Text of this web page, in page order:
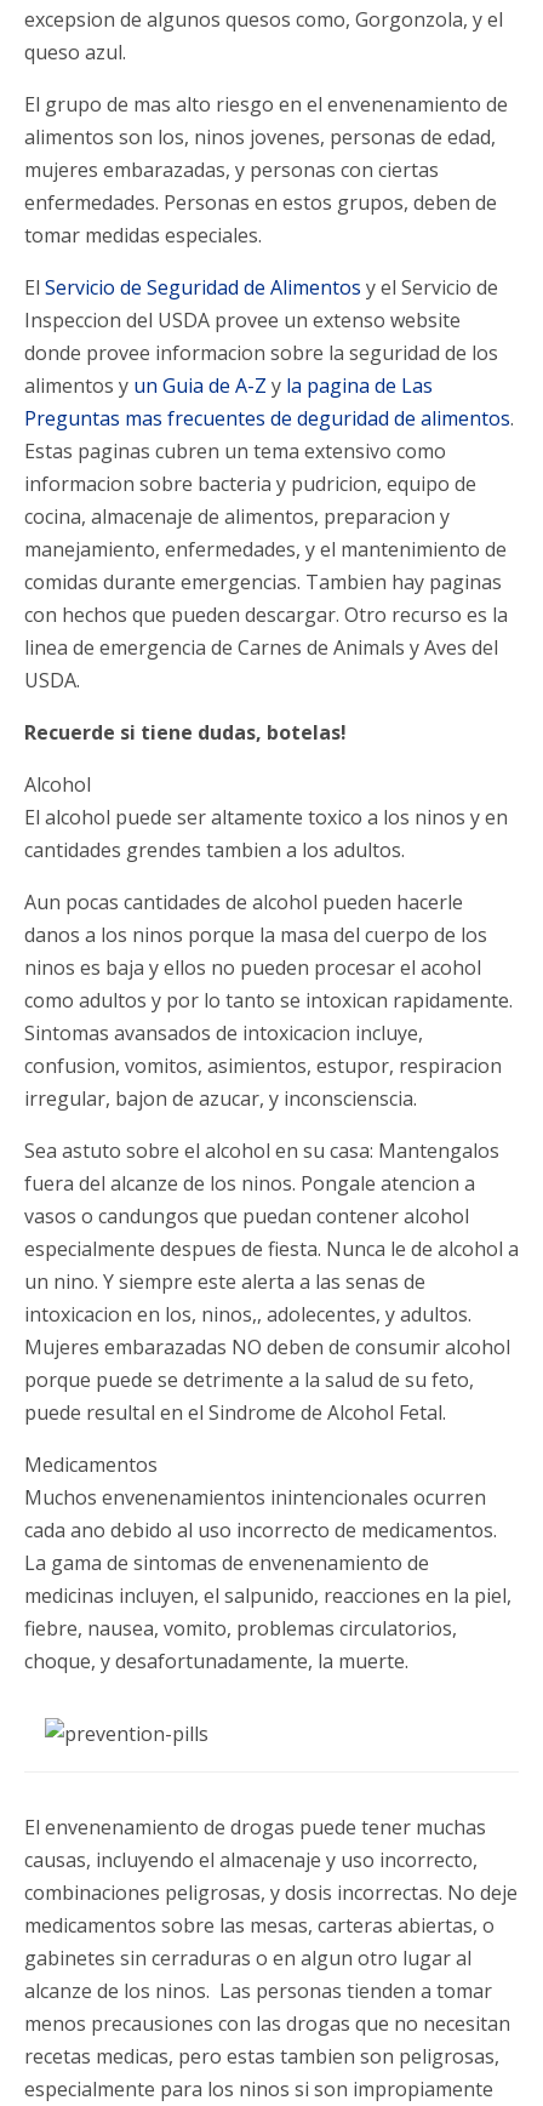
excepsion de algunos quesos como, Gorgonzola, y el
queso azul.
El grupo de mas alto riesgo en el envenenamiento de
alimentos son los, ninos jovenes, personas de edad,
mujeres embarazadas, y personas con ciertas
enfermedades. Personas en estos grupos, deben de
tomar medidas especiales.
El Servicio de Seguridad de Alimentos y el Servicio de
Inspeccion del USDA provee un extenso website
donde provee informacion sobre la seguridad de los
alimentos y un Guia de A-Z y la pagina de Las
Preguntas mas frecuentes de deguridad de alimentos.
Estas paginas cubren un tema extensivo como
informacion sobre bacteria y pudricion, equipo de
cocina, almacenaje de alimentos, preparacion y
manejamiento, enfermedades, y el mantenimiento de
comidas durante emergencias. Tambien hay paginas
con hechos que pueden descargar. Otro recurso es la
linea de emergencia de Carnes de Animals y Aves del
USDA.
Recuerde si tiene dudas, botelas!
Alcohol
El alcohol puede ser altamente toxico a los ninos y en
cantidades grendes tambien a los adultos.
Aun pocas cantidades de alcohol pueden hacerle
danos a los ninos porque la masa del cuerpo de los
ninos es baja y ellos no pueden procesar el acohol
como adultos y por lo tanto se intoxican rapidamente.
Sintomas avansados de intoxicacion incluye,
confusion, vomitos, asimientos, estupor, respiracion
irregular, bajon de azucar, y inconscienscia.
Sea astuto sobre el alcohol en su casa: Mantengalos
fuera del alcanze de los ninos. Pongale atencion a
vasos o candungos que puedan contener alcohol
especialmente despues de fiesta. Nunca le de alcohol a
un nino. Y siempre este alerta a las senas de
intoxicacion en los, ninos,, adolecentes, y adultos.
Mujeres embarazadas NO deben de consumir alcohol
porque puede se detrimente a la salud de su feto,
puede resultal en el Sindrome de Alcohol Fetal.
Medicamentos
Muchos envenenamientos inintencionales ocurren
cada ano debido al uso incorrecto de medicamentos.
La gama de sintomas de envenenamiento de
medicinas incluyen, el salpunido, reacciones en la piel,
fiebre, nausea, vomito, problemas circulatorios,
choque, y desafortunadamente, la muerte.
El envenenamiento de drogas puede tener muchas
causas, incluyendo el almacenaje y uso incorrecto,
combinaciones peligrosas, y dosis incorrectas. No deje
medicamentos sobre las mesas, carteras abiertas, o
gabinetes sin cerraduras o en algun otro lugar al
alcanze de los ninos. Las personas tienden a tomar
menos precausiones con las drogas que no necesitan
recetas medicas, pero estas tambien son peligrosas,
especialmente para los ninos si son impropiamente